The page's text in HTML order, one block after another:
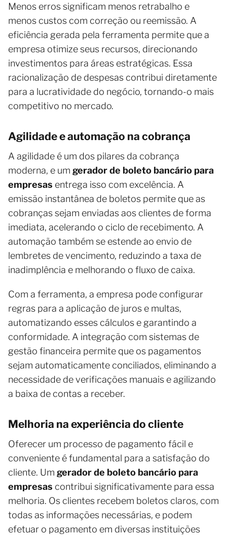
Menos erros significam menos retrabalho e
menos custos com correção ou reemissão. A
eficiência gerada pela ferramenta permite que a
empresa otimize seus recursos, direcionando
investimentos para áreas estratégicas. Essa
racionalização de despesas contribui diretamente
para a lucratividade do negócio, tornando-o mais
competitivo no mercado.
Agilidade e automação na cobrança
A agilidade é um dos pilares da cobrança
moderna, e um gerador de boleto bancário para
empresas entrega isso com excelência. A
emissão instantânea de boletos permite que as
cobranças sejam enviadas aos clientes de forma
imediata, acelerando o ciclo de recebimento. A
automação também se estende ao envio de
lembretes de vencimento, reduzindo a taxa de
inadimplência e melhorando o fluxo de caixa.
Com a ferramenta, a empresa pode configurar
regras para a aplicação de juros e multas,
automatizando esses cálculos e garantindo a
conformidade. A integração com sistemas de
gestão financeira permite que os pagamentos
sejam automaticamente conciliados, eliminando a
necessidade de verificações manuais e agilizando
a baixa de contas a receber.
Melhoria na experiência do cliente
Oferecer um processo de pagamento fácil e
conveniente é fundamental para a satisfação do
cliente. Um gerador de boleto bancário para
empresas contribui significativamente para essa
melhoria. Os clientes recebem boletos claros, com
todas as informações necessárias, e podem
efetuar o pagamento em diversas instituições